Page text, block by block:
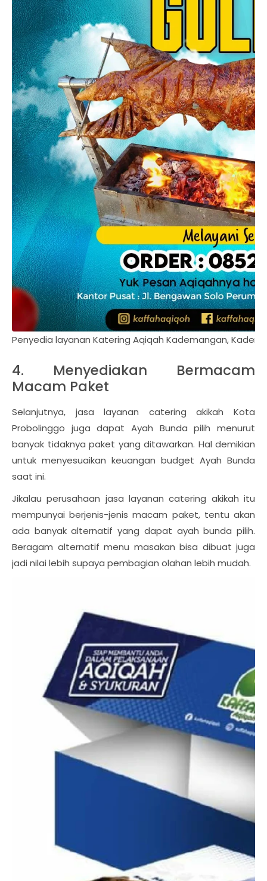
Penyedia layanan Katering Aqiqah Kademangan,
4. Menyediakan Bermacam
Macam Paket
Selanjutnya, jasa layanan catering akikah Kota
Probolinggo juga dapat Ayah Bunda pilih menurut
banyak tidaknya paket yang ditawarkan. Hal demikian
untuk menyesuaikan keuangan budget Ayah Bunda
saat ini.
Jikalau perusahaan jasa layanan catering akikah itu
mempunyai berjenis-jenis macam paket, tentu akan
ada banyak alternatif yang dapat ayah bunda pilih.
Beragam alternatif menu masakan bisa dibuat juga
jadi nilai lebih supaya pembagian olahan lebih mudah.